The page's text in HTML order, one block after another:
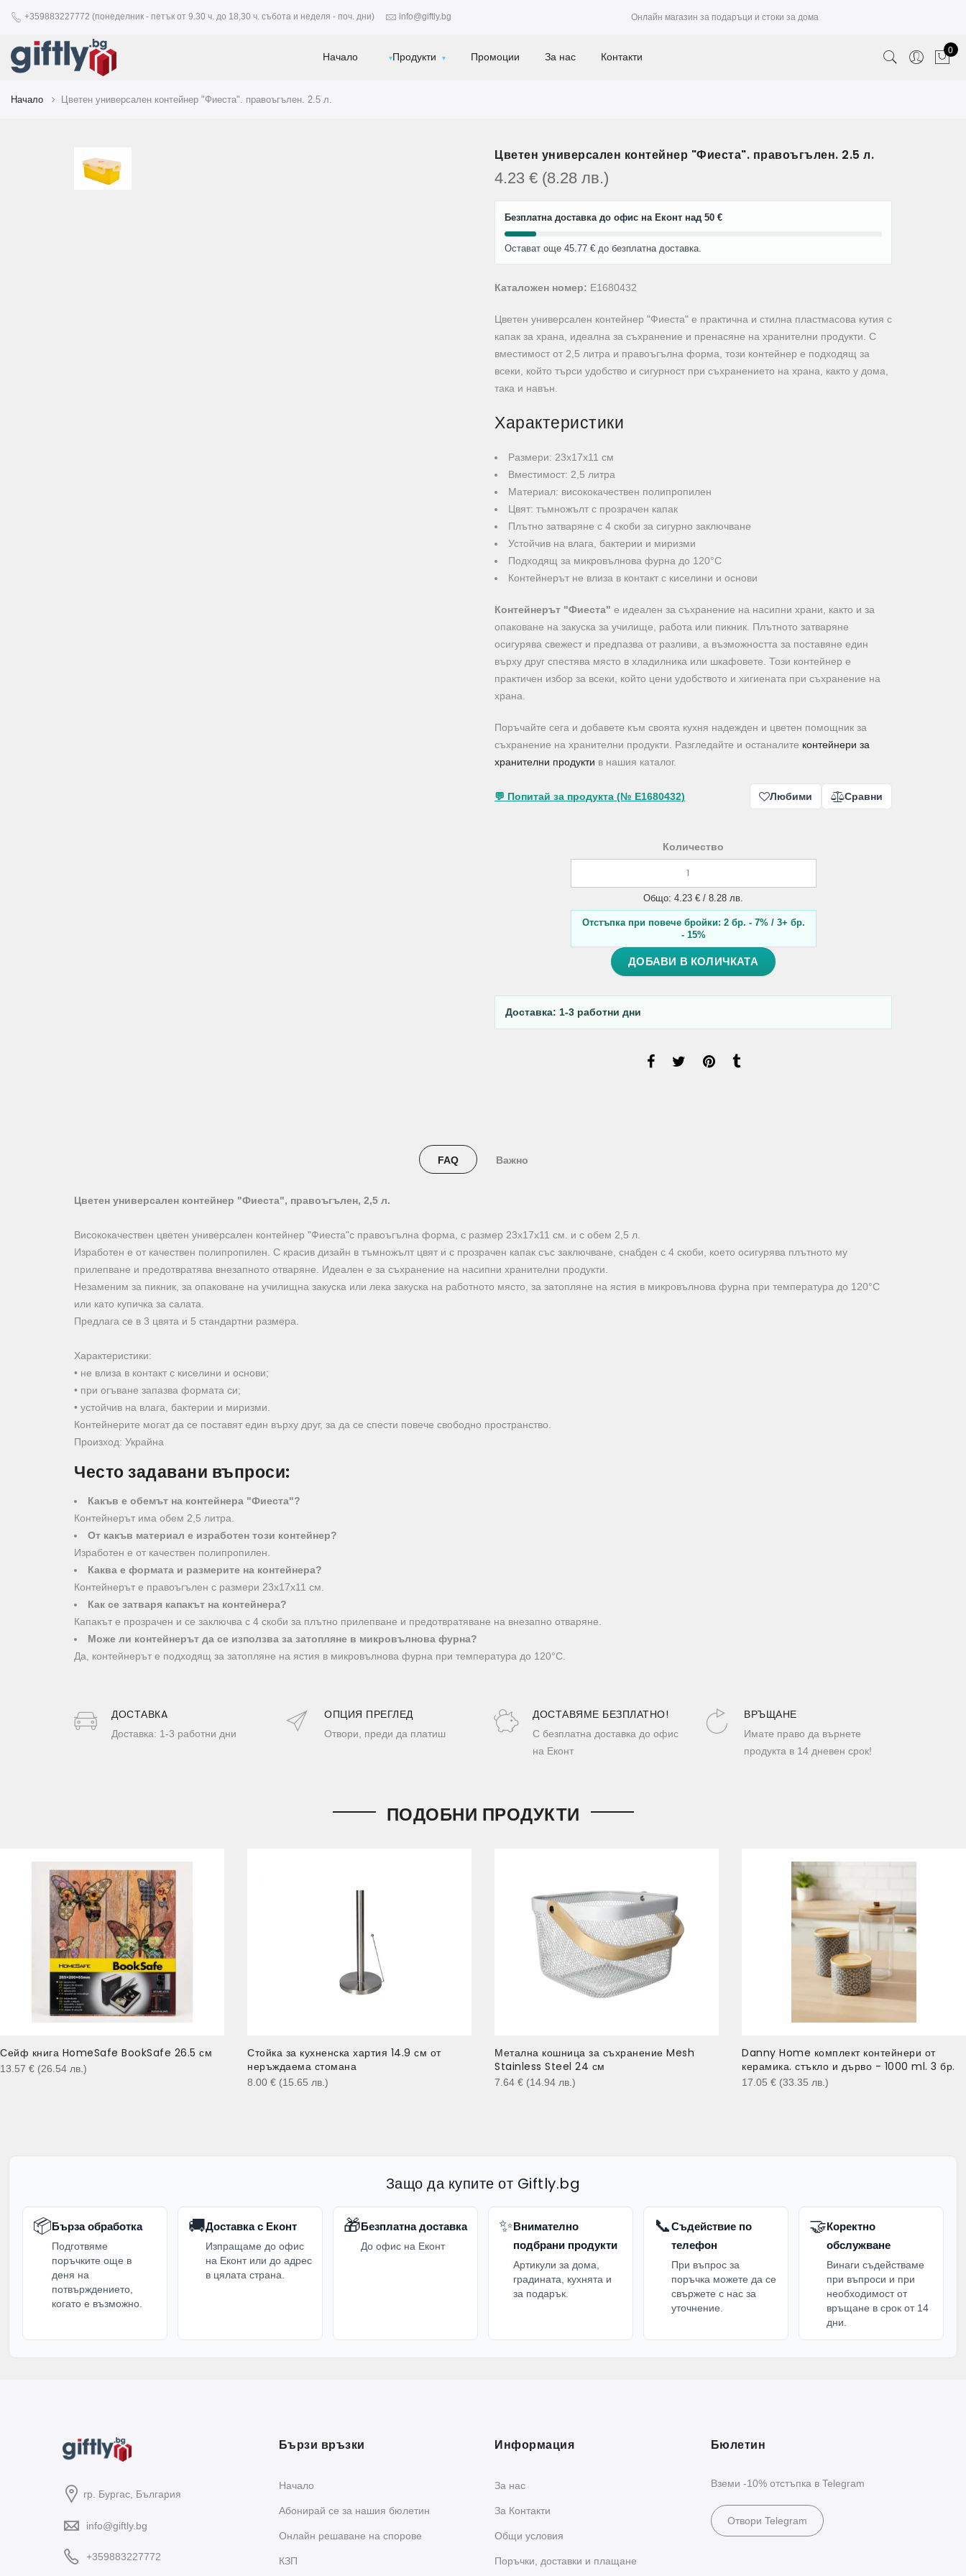
+359883227772 (понеделник - петък от 9.30 ч. до 18,30 ч. събота и неделя - поч. дни) info@giftly.bg Онлайн магазин за подаръци и стоки за дома
Начало Продукти Промоции За нас Контакти 0
Начало Цветен универсален контейнер "Фиеста". правоъгълен. 2.5 л.
Цветен универсален контейнер "Фиеста". правоъгълен. 2.5 л.
4.23 € (8.28 лв.)
Безплатна доставка до офис на Еконт над 50 €
Остават още 45.77 € до безплатна доставка.
Каталожен номер: E1680432
Цветен универсален контейнер "Фиеста" е практична и стилна пластмасова кутия с
капак за храна, идеална за съхранение и пренасяне на хранителни продукти. С
вместимост от 2,5 литра и правоъгълна форма, този контейнер е подходящ за
всеки, който търси удобство и сигурност при съхранението на храна, както у дома,
така и навън.
Характеристики
Размери: 23х17х11 см
Вместимост: 2,5 литра
Материал: висококачествен полипропилен
Цвят: тъмножълт с прозрачен капак
Плътно затваряне с 4 скоби за сигурно заключване
Устойчив на влага, бактерии и миризми
Подходящ за микровълнова фурна до 120°C
Контейнерът не влиза в контакт с киселини и основи
Контейнерът "Фиеста" е идеален за съхранение на насипни храни, както и за
опаковане на закуска за училище, работа или пикник. Плътното затваряне
осигурява свежест и предпазва от разливи, а възможността за поставяне един
върху друг спестява място в хладилника или шкафовете. Този контейнер е
практичен избор за всеки, който цени удобството и хигиената при съхранение на
храна.
Поръчайте сега и добавете към своята кухня надежден и цветен помощник за
съхранение на хранителни продукти. Разгледайте и останалите контейнери за
хранителни продукти в нашия каталог.
💬 Попитай за продукта (№ E1680432) Любими Сравни
Количество
Общо: 4.23 € / 8.28 лв.
Отстъпка при повече бройки: 2 бр. - 7% / 3+ бр.
- 15%
ДОБАВИ В КОЛИЧКАТА
Доставка: 1-3 работни дни
FAQ Важно
Цветен универсален контейнер "Фиеста", правоъгълен, 2,5 л.
Висококачествен цветен универсален контейнер "Фиеста"с правоъгълна форма, с размер 23х17х11 см. и с обем 2,5 л.
Изработен е от качествен полипропилен. С красив дизайн в тъмножълт цвят и с прозрачен капак със заключване, снабден с 4 скоби, което осигурява плътното му
прилепване и предотвратява внезапното отваряне. Идеален е за съхранение на насипни хранителни продукти.
Незаменим за пикник, за опаковане на училищна закуска или лека закуска на работното място, за затопляне на ястия в микровълнова фурна при температура до 120°C
или като купичка за салата.
Предлага се в 3 цвята и 5 стандартни размера.
Характеристики:
• не влиза в контакт с киселини и основи;
• при огъване запазва формата си;
• устойчив на влага, бактерии и миризми.
Контейнерите могат да се поставят един върху друг, за да се спести повече свободно пространство.
Произход: Украйна
Често задавани въпроси:
Какъв е обемът на контейнера "Фиеста"?
Контейнерът има обем 2,5 литра.
От какъв материал е изработен този контейнер?
Изработен е от качествен полипропилен.
Каква е формата и размерите на контейнера?
Контейнерът е правоъгълен с размери 23х17х11 см.
Как се затваря капакът на контейнера?
Капакът е прозрачен и се заключва с 4 скоби за плътно прилепване и предотвратяване на внезапно отваряне.
Може ли контейнерът да се използва за затопляне в микровълнова фурна?
Да, контейнерът е подходящ за затопляне на ястия в микровълнова фурна при температура до 120°C.
ДОСТАВКA
Доставка: 1-3 работни дни
ОПЦИЯ ПРЕГЛЕД
Отвори, преди да платиш
ДОСТАВЯМЕ БЕЗПЛАТНО!
С безплатна доставка до офис
на Еконт
ВРЪЩАНЕ
Имате право да върнете
продукта в 14 дневен срок!
ПОДОБНИ ПРОДУКТИ
Сейф книга HomeSafe BookSafe 26.5 см
13.57 € (26.54 лв. )
Стойка за кухненска хартия 14.9 см от
неръждаема стомана
8.00 € (15.65 лв. )
Метална кошница за съхранение Mesh
Stainless Steel 24 см
7.64 € (14.94 лв. )
Danny Home комплект контейнери от
керамика. стъкло и дърво - 1000 ml. 3 бр.
17.05 € (33.35 лв. )
Защо да купите от Giftly.bg
📦Бърза обработка
Подготвяме
поръчките още в
деня на
потвърждението,
когато е възможно.
🚚Доставка с Еконт
Изпращаме до офис
на Еконт или до адрес
в цялата страна.
🎁Безплатна доставка
До офис на Еконт
✨Внимателно
подбрани продукти
Артикули за дома,
градината, кухнята и
за подарък.
📞Съдействие по
телефон
При въпрос за
поръчка можете да се
свържете с нас за
уточнение.
🤝Коректно
обслужване
Винаги съдействаме
при въпроси и при
необходимост от
връщане в срок от 14
дни.
гр. Бургас, България
info@giftly.bg
+359883227772
Бързи връзки
Начало
Абонирай се за нашия бюлетин
Oнлайн решаване на спорове
КЗП
Информация
За нас
За Контакти
Общи условия
Поръчки, доставки и плащане
Бюлетин
Вземи -10% отстъпка в Telegram
Отвори Telegram